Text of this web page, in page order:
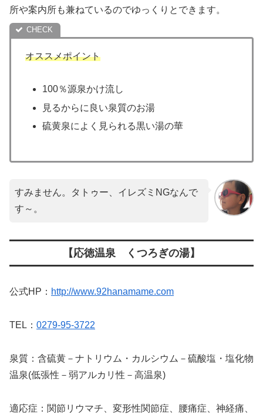
所や案内所も兼ねているのでゆっくりとできます。
オススメポイント
100％源泉かけ流し
見るからに良い泉質のお湯
硫黄泉によく見られる黒い湯の華
すみません。タトゥー、イレズミNGなんで
す～。
【応徳温泉 くつろぎの湯】
公式HP： http://www.92hanamame.com
TEL： 0279-95-3722
泉質：含硫黄－ナトリウム・カルシウム－硫酸塩・塩化物
温泉(低張性－弱アルカリ性－高温泉)
適応症：関節リウマチ、変形性関節症、腰痛症、神経痛、